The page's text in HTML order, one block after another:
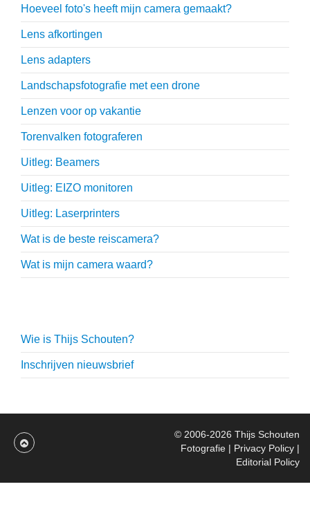
Hoeveel foto's heeft mijn camera gemaakt?
Lens afkortingen
Lens adapters
Landschapsfotografie met een drone
Lenzen voor op vakantie
Torenvalken fotograferen
Uitleg: Beamers
Uitleg: EIZO monitoren
Uitleg: Laserprinters
Wat is de beste reiscamera?
Wat is mijn camera waard?
Wie is Thijs Schouten?
Inschrijven nieuwsbrief
© 2006-2026 Thijs Schouten
Fotografie | Privacy Policy |
Editorial Policy